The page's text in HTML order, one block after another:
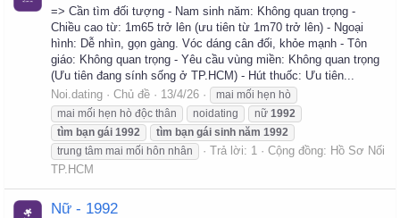
=> Cần tìm đối tượng - Nam sinh năm: Không quan trọng -
Chiều cao từ: 1m65 trở lên (ưu tiên từ 1m70 trở lên) - Ngoại
hình: Dễ nhìn, gọn gàng. Vóc dáng cân đối, khỏe mạnh - Tôn
giáo: Không quan trọng - Yêu cầu vùng miền: Không quan trọng
(Ưu tiên đang sính sống ở TP.HCM) - Hút thuốc: Ưu tiên...
Noi.dating
Chủ đề 13/4/26
mai mối hẹn hò
mai mối hẹn hò độc thân
noidating nữ 1992
tìm bạn gái 1992 tìm bạn gái sinh năm 1992
trung tâm mai mối hôn nhân
Trả lời: 1 Cộng đồng: Hồ Sơ Nối
TP.HCM
Nữ - 1992